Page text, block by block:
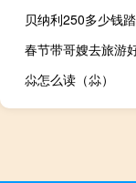
贝纳利250多少钱
春节带哥嫂去旅游
尛怎么读（尛）